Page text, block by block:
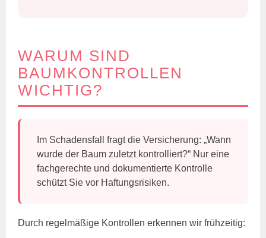
WARUM SIND
BAUMKONTROLLEN
WICHTIG?
Im Schadensfall fragt die Versicherung: „Wann
wurde der Baum zuletzt kontrolliert?“ Nur eine
fachgerechte und dokumentierte Kontrolle
schützt Sie vor Haftungsrisiken.
Durch regelmäßige Kontrollen erkennen wir frühzeitig: